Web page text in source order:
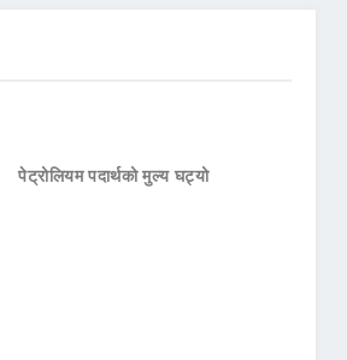
पेट्रोलियम पदार्थको मुल्य घट्यो